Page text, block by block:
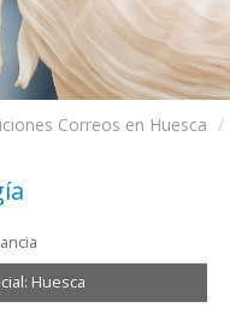
Correos en Huesca /
Huesca